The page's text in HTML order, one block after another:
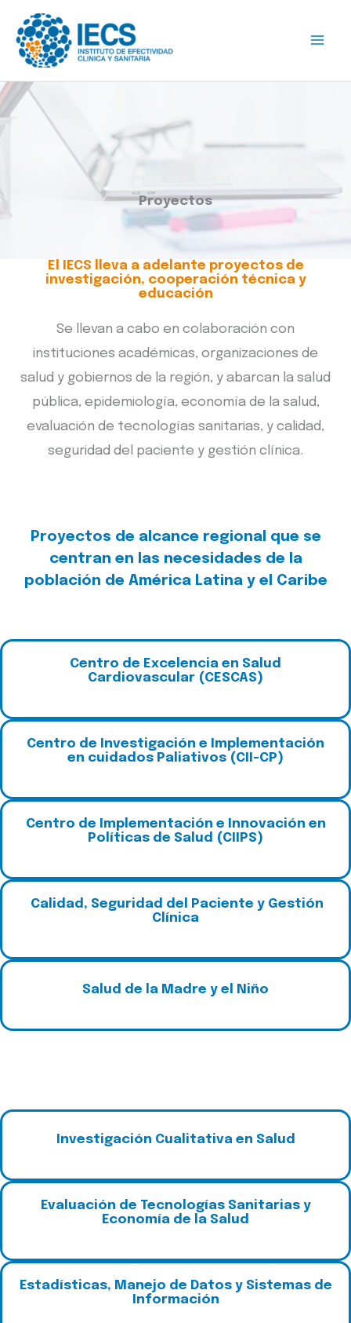
contenido
Proyectos
El IECS lleva a adelante proyectos de
investigación, cooperación técnica y
educación
Se llevan a cabo en colaboración con
instituciones académicas, organizaciones de
salud y gobiernos de la región, y abarcan la salud
pública, epidemiología, economía de la salud,
evaluación de tecnologías sanitarias, y calidad,
seguridad del paciente y gestión clínica.
Proyectos de alcance regional que se
centran en las necesidades de la
población de América Latina y el Caribe
Centro de Excelencia en Salud
Cardiovascular (CESCAS)
Centro de Investigación e Implementación
en cuidados Paliativos (CII-CP)
Centro de Implementación e Innovación en
Políticas de Salud (CIIPS)
Calidad, Seguridad del Paciente y Gestión
Clínica
Salud de la Madre y el Niño
nvestigación Cualitativa en Salud
Evaluación de Tecnologías Sanitarias y
Economía de la Salud
Estadísticas, Manejo de Datos y Sistemas de
Información